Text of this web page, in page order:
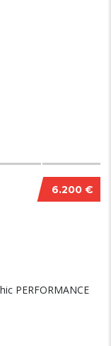
6.200 €